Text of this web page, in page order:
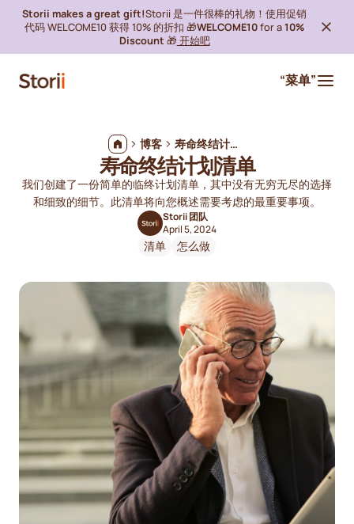
Storii makes a great gift!Storii 是一件很棒的礼物！使用促销
代码 WELCOME10 获得 10% 的折扣 🎁WELCOME10for a10%
Discount 🎁 开始吧
“菜单”
博客 寿命终结计划清单
寿命终结计划清单
我们创建了一份简单的临终计划清单，其中没有无穷无尽的选择
和细致的细节。此清单将向您概述需要考虑的最重要事项。
Storii 团队
April 5, 2024
清单 怎么做